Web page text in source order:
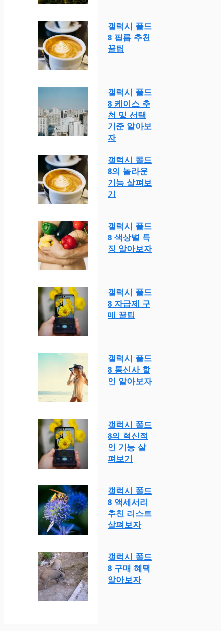
갤럭시 폴드
8 필름 추천
꿀팁
갤럭시 폴드
8 케이스 추
천 및 선택
기준 알아보
자
갤럭시 폴드
8의 놀라운
기능 살펴보
기
갤럭시 폴드
8 색상별 특
징 알아보자
갤럭시 폴드
8 자급제 구
매 꿀팁
갤럭시 폴드
8 통신사 할
인 알아보자
갤럭시 폴드
8의 혁신적
인 기능 살
펴보기
갤럭시 폴드
8 액세서리
추천 리스트
살펴보자
갤럭시 폴드
8 구매 혜택
알아보자